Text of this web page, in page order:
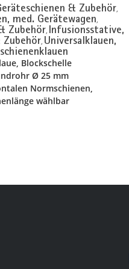
& Zubehör,
med. Gerätewagen,
Zubehör, Infusionsstative,
Zubehör, Universalklauen,
Blockschelle
Ø 25 mm
Normschienen,
wählbar